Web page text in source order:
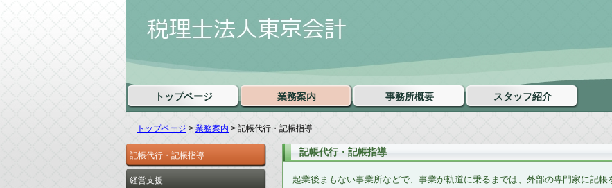
トップページ 業務案内 事務所概要 スタッフ紹介
トップページ > 業務案内 > 記帳代行・記帳指導
記帳代行・記帳指導
起業後まもない事業所などで、事業が軌道に乗るまでは、外部の専門家に記帳
記帳代行・記帳指導
経営支援